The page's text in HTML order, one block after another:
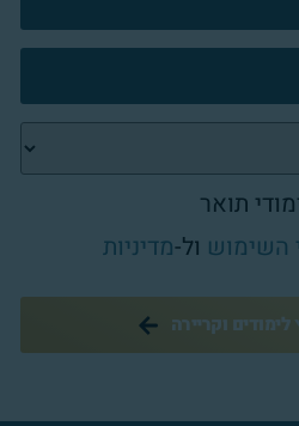
תואר
השימוש ול-מדיניות
וקריירה